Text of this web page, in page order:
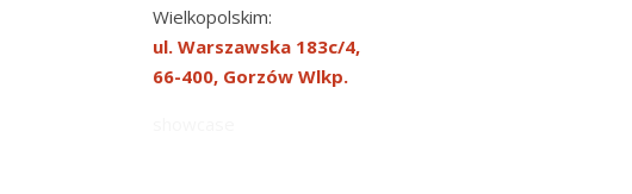
Wielkopolskim:
ul. Warszawska 183c/4,
66-400, Gorzów Wlkp.